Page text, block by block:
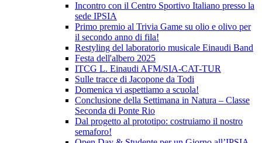
Incontro con il Centro Sportivo Italiano presso la
sede IPSIA
Primo premio al Trivia Game su olio e olivo per
il secondo anno di fila!
Restyling del laboratorio musicale Einaudi Band
Festa dell'albero 2025
ITCG L. Einaudi AFM/SIA-CAT-TUR
Sulle tracce di Jacopone da Todi
Domenica vi aspettiamo a scuola!
Conclusione della Settimana in Natura – Classe
Seconda di Ponte Rio
Dal progetto al prototipo: costruiamo il nostro
semaforo!